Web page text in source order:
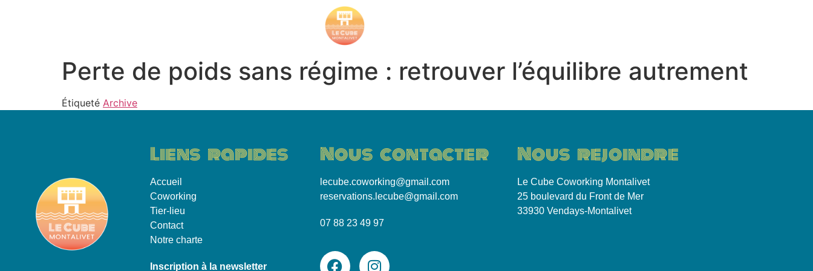
Perte de poids sans régime : retrouver l’équilibre autrement
Étiqueté Archive
Liens rapides
Accueil
Coworking
Tier-lieu
Contact
Notre charte
Inscription à la newsletter
Nous contacter
lecube.coworking@gmail.com
reservations.lecube@gmail.com
07 88 23 49 97
Nous rejoindre
Le Cube Coworking Montalivet
25 boulevard du Front de Mer
33930 Vendays-Montalivet